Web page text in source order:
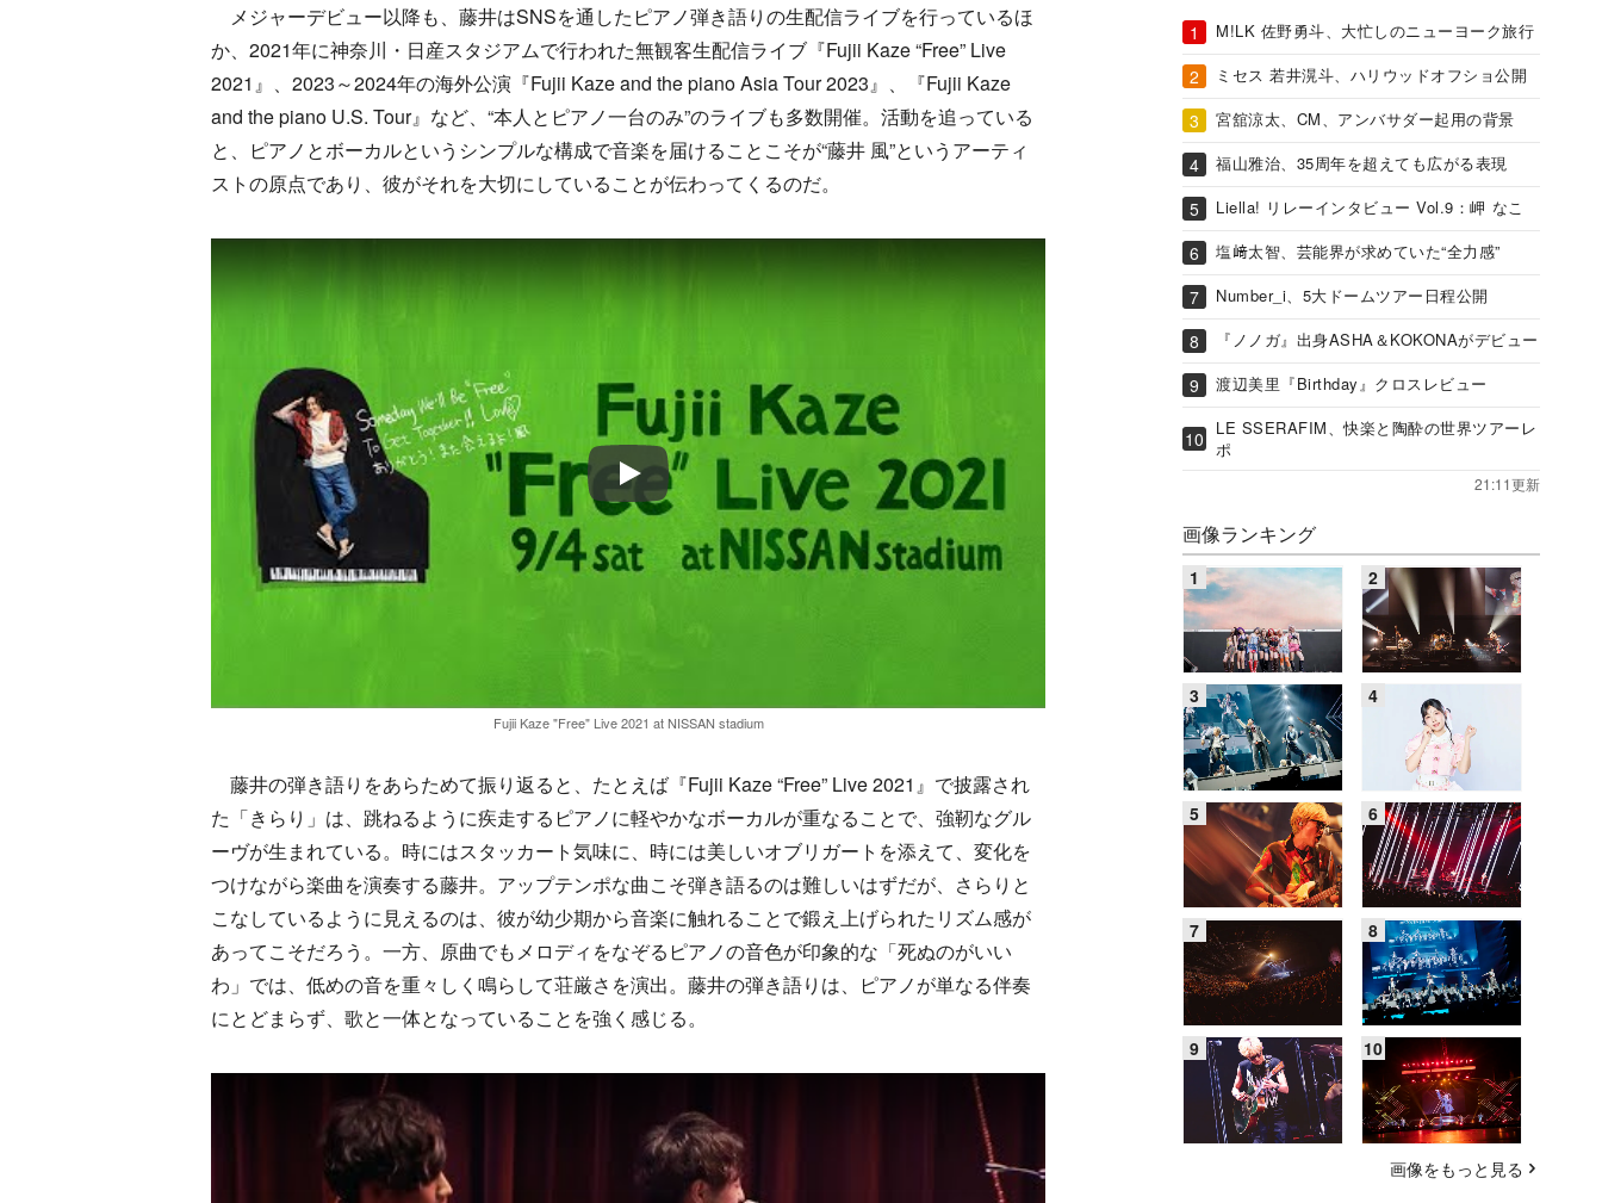
メジャーデビュー以降も、藤井はSNSを通したピアノ弾き語りの生配信ライブを行っているほ
か、2021年に神奈川・日産スタジアムで行われた無観客生配信ライブ『Fujii Kaze “Free” Live
2021』、2023～2024年の海外公演『Fujii Kaze and the piano Asia Tour 2023』、『Fujii Kaze
and the piano U.S. Tour』など、“本人とピアノ一台のみ”のライブも多数開催。活動を追っている
と、ピアノとボーカルというシンプルな構成で音楽を届けることこそが“藤井 風”というアーティ
ストの原点であり、彼がそれを大切にしていることが伝わってくるのだ。
Play
Fujii Kaze "Free" Live 2021 at NISSAN stadium
藤井の弾き語りをあらためて振り返ると、たとえば『Fujii Kaze “Free” Live 2021』で披露され
た「きらり」は、跳ねるように疾走するピアノに軽やかなボーカルが重なることで、強靭なグル
ーヴが生まれている。時にはスタッカート気味に、時には美しいオブリガートを添えて、変化を
つけながら楽曲を演奏する藤井。アップテンポな曲こそ弾き語るのは難しいはずだが、さらりと
こなしているように見えるのは、彼が幼少期から音楽に触れることで鍛え上げられたリズム感が
あってこそだろう。一方、原曲でもメロディをなぞるピアノの音色が印象的な「死ぬのがいい
わ」では、低めの音を重々しく鳴らして荘厳さを演出。藤井の弾き語りは、ピアノが単なる伴奏
にとどまらず、歌と一体となっていることを強く感じる。
M!LK 佐野勇斗、大忙しのニューヨーク旅行
ミセス 若井滉斗、ハリウッドオフショ公開
宮舘涼太、CM、アンバサダー起用の背景
福山雅治、35周年を超えても広がる表現
Liella! リレーインタビュー Vol.9：岬 なこ
塩﨑太智、芸能界が求めていた“全力感”
Number_i、5大ドームツアー日程公開
『ノノガ』出身ASHA＆KOKONAがデビュー
渡辺美里『Birthday』クロスレビュー
LE SSERAFIM、快楽と陶酔の世界ツアーレ
ポ
21:11更新
画像ランキング
画像をもっと見る